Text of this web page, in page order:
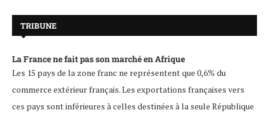
TRIBUNE
La France ne fait pas son marché en Afrique
Les 15 pays de la zone franc ne représentent que 0,6% du
commerce extérieur français. Les exportations françaises vers
ces pays sont inférieures à celles destinées à la seule République